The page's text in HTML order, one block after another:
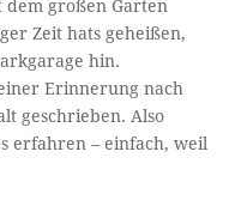
großen Garten
Zeit hats geheißen,
hin.
Erinnerung nach
geschrieben. Also
erfahren – einfach, weil